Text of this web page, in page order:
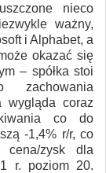
nieco
ważny,
i Alphabet, a
okazać się
– spółka stoi
zachowania
wygląda coraz
co do
-1,4% r/r, co
cena/zysk dla
r. poziom 20.